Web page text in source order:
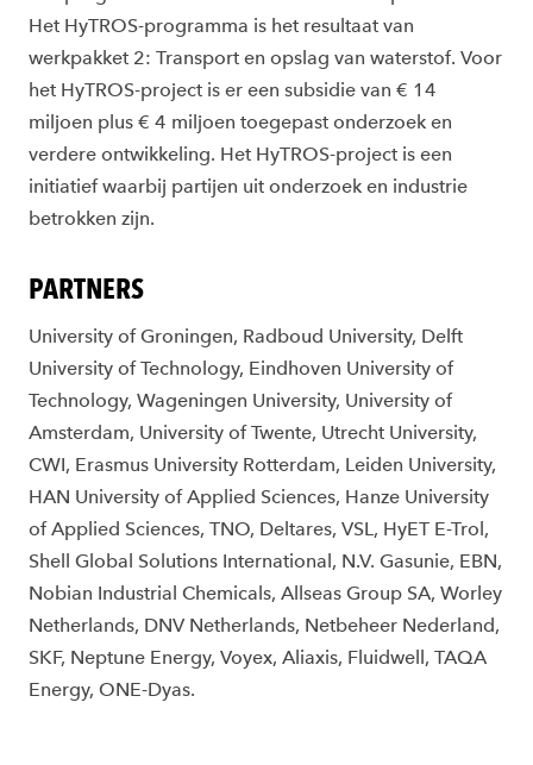
Het HyTROS-programma is het resultaat van
werkpakket 2: Transport en opslag van waterstof. Voor
het HyTROS-project is er een subsidie ​​van € 14
miljoen plus € 4 miljoen toegepast onderzoek en
verdere ontwikkeling. Het HyTROS-project is een
initiatief waarbij partijen uit onderzoek en industrie
betrokken zijn.
PARTNERS
University of Groningen, Radboud University, Delft
University of Technology, Eindhoven University of
Technology, Wageningen University, University of
Amsterdam, University of Twente, Utrecht University,
CWI, Erasmus University Rotterdam, Leiden University,
HAN University of Applied Sciences, Hanze University
of Applied Sciences, TNO, Deltares, VSL, HyET E-Trol,
Shell Global Solutions International, N.V. Gasunie, EBN,
Nobian Industrial Chemicals, Allseas Group SA, Worley
Netherlands, DNV Netherlands, Netbeheer Nederland,
SKF, Neptune Energy, Voyex, Aliaxis, Fluidwell, TAQA
Energy, ONE-Dyas.